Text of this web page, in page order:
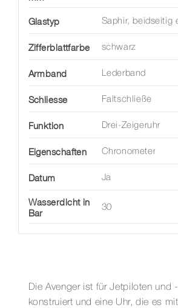
Glastyp Saphir, beidseitig
Zifferblattfarbe schwarz
Armband Lederband
Schliesse Faltschließe
Funktion Drei-Zeigeruhr
Eigenschaften Chronometer
Datum Ja
Wasserdicht in
Bar
30
Die Avenger ist für Jetpiloten und
konstruiert und eine Uhr, die es